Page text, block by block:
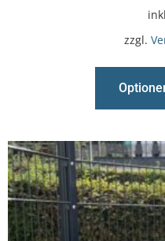
zzgl.